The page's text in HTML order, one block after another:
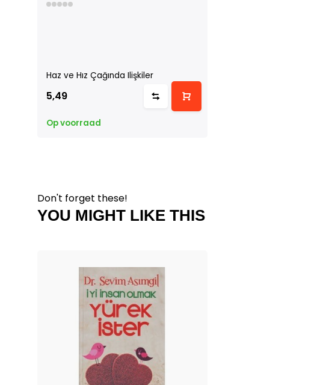
Haz ve Hız Çağında Ilişkiler
5,49
Op voorraad
Don't forget these!
YOU MIGHT LIKE THIS